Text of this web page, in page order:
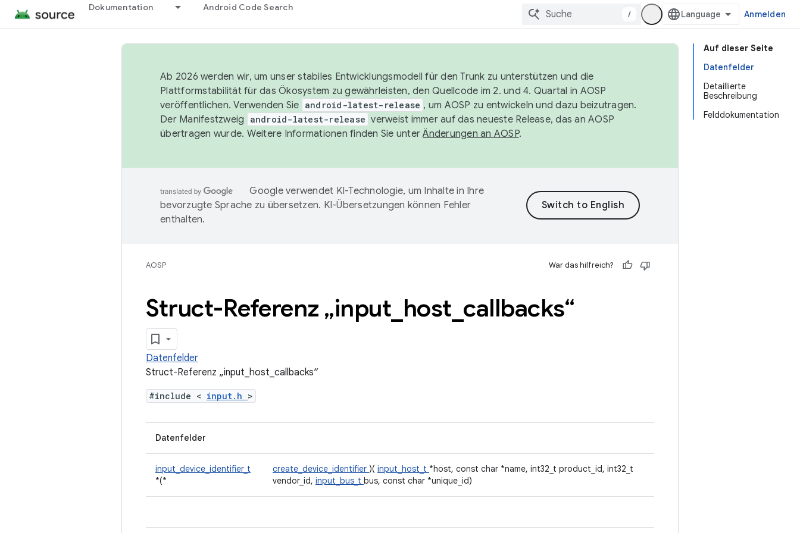
Dokumentation Android Code Search
/ Anmelden
Auf dieser Seite
Datenfelder
Detaillierte
Beschreibung
Felddokumentation
Ab 2026 werden wir, um unser stabiles Entwicklungsmodell für den Trunk zu unterstützen und die
Plattformstabilität für das Ökosystem zu gewährleisten, den Quellcode im 2. und 4. Quartal in AOSP
veröffentlichen. Verwenden Sie android-latest-release , um AOSP zu entwickeln und dazu beizutragen.
Der Manifestzweig
android-latest-release verweist immer auf das neueste Release, das an AOSP
übertragen wurde. Weitere Informationen finden Sie unterÄnderungen an AOSP.
Google verwendet KI-Technologie, um Inhalte in Ihre
bevorzugte Sprache zu übersetzen. KI-Übersetzungen können Fehler
enthalten.
AOSP War das hilfreich?
Struct-Referenz „input host callbacks“
Datenfelder
Struct-Referenz „input_host_callbacks“
#include < input.h >
Datenfelder
input_device_identifier_t
*(*
create_device_identifier )( input_host_t *host, const char *name, int32_t product_id, int32_t
vendor_id, input_bus_t bus, const char *unique_id)